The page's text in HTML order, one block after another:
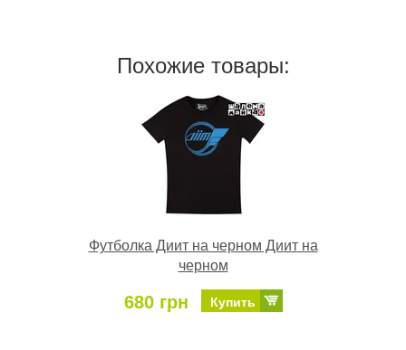
Похожие товары:
Футболка Диит на черном Диит на
черном
680 грн Купить